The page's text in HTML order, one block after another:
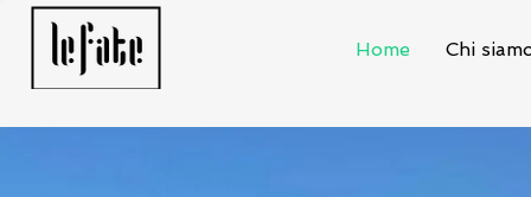
Home Chi